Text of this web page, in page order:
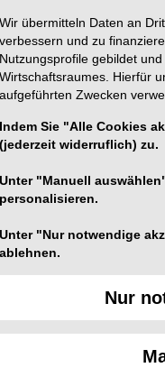
Wir übermitteln Daten an
verbessern und zu
Nutzungsprofile gebildet
Wirtschaftsraumes. Hierfür
aufgeführten Zwecken
Indem Sie "Alle Cookies
(jederzeit widerruflich) zu.
Unter "Manuell
personalisieren.
Unter "Nur notwendige
ablehnen.
Nur